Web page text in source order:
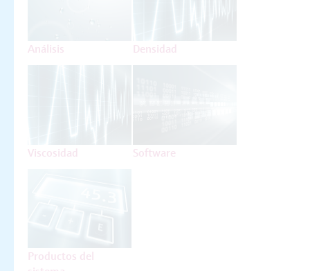
Análisis Densidad
Viscosidad Software
Productos del